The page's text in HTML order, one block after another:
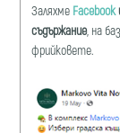
Заляхме Facebook
съдържание, на
фрийковете.